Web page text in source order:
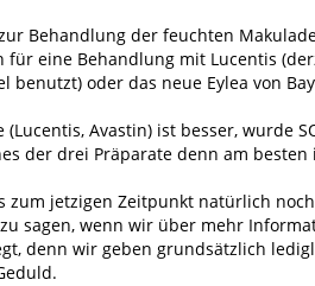
Behandlung der feuchten
für eine Behandlung mit Lucentis
benutzt) oder das neue Eylea von
(Lucentis, Avastin) ist besser,
der drei Präparate denn am besten
zum jetzigen Zeitpunkt natürlich
sagen, wenn wir über mehr
denn wir geben grundsätzlich